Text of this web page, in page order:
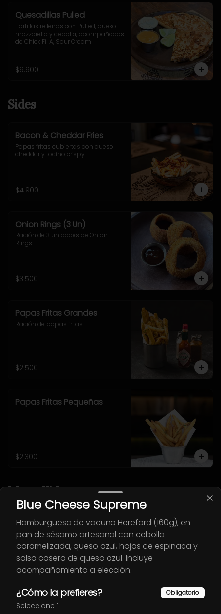
Quesadillas Pulled
Tortillas rellenas con Pulled, queso
mozzarella y cebolla, acompañadas
de Chick Fil A, Sour Cream
$9.900
Sides
Bacon & Cheddar Fries
Papas fritas cubiertas con queso
cheddar y tocino crispy.
$4.900
Onion Rings (3 Un)
Ración de 3 unidades de Onion
Rings
$3.500
Papas Fritas Grandes
Ración de papas fritas.
$2.500
Papas Fritas Pequeñas
$2.300
Menu Kids
Menu Burger
Mini Burger con queso cheddar
acompañada de media ración de
papas fritas. Incluye una bebida o
jugo. (Solo menores de 10 años).
Menu Chicken Tenders
Blue Cheese Supreme
Hamburguesa de vacuno Hereford (160g), en
pan de sésamo artesanal con cebolla
caramelizada, queso azul, hojas de espinaca y
salsa casera de queso azul. Incluye
acompañamiento a elección.
¿Cómo la prefieres? Obligatorio
Seleccione 1